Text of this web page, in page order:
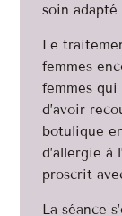
soin adapté
Le
femmes
femmes qui
d’avoir
botulique
d’allergie à
proscrit
La séance